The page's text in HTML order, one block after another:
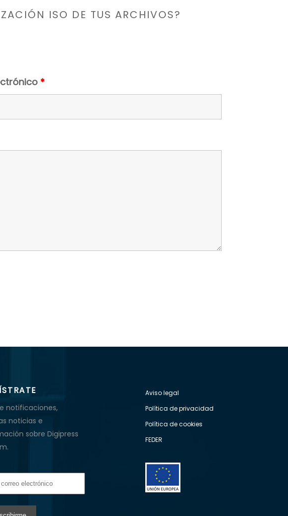
ISO DE TUS ARCHIVOS?
*
notificaciones,
noticias e
sobre Digipress
Aviso legal
Política de privacidad
Política de cookies
FEDER